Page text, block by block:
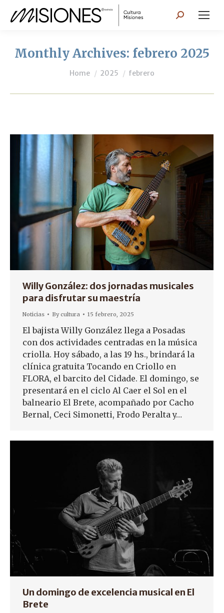
Search:
Monthly Archives: febrero 2025
You are here:
Home 2025 febrero
Willy González: dos jornadas musicales
para disfrutar su maestría
Noticias Bycultura 15 febrero, 2025
El bajista Willy González llega a Posadas
con dos actividades centradas en la música
criolla. Hoy sábado, a las 19 hs., brindará la
clínica gratuita Tocando en Criollo en
FLORA, el barcito del Cidade. El domingo, se
presentará en el ciclo Al Caer el Sol en el
balneario El Brete, acompañado por Cacho
Bernal, Ceci Simonetti, Frodo Peralta y…
Un domingo de excelencia musical en El
Brete